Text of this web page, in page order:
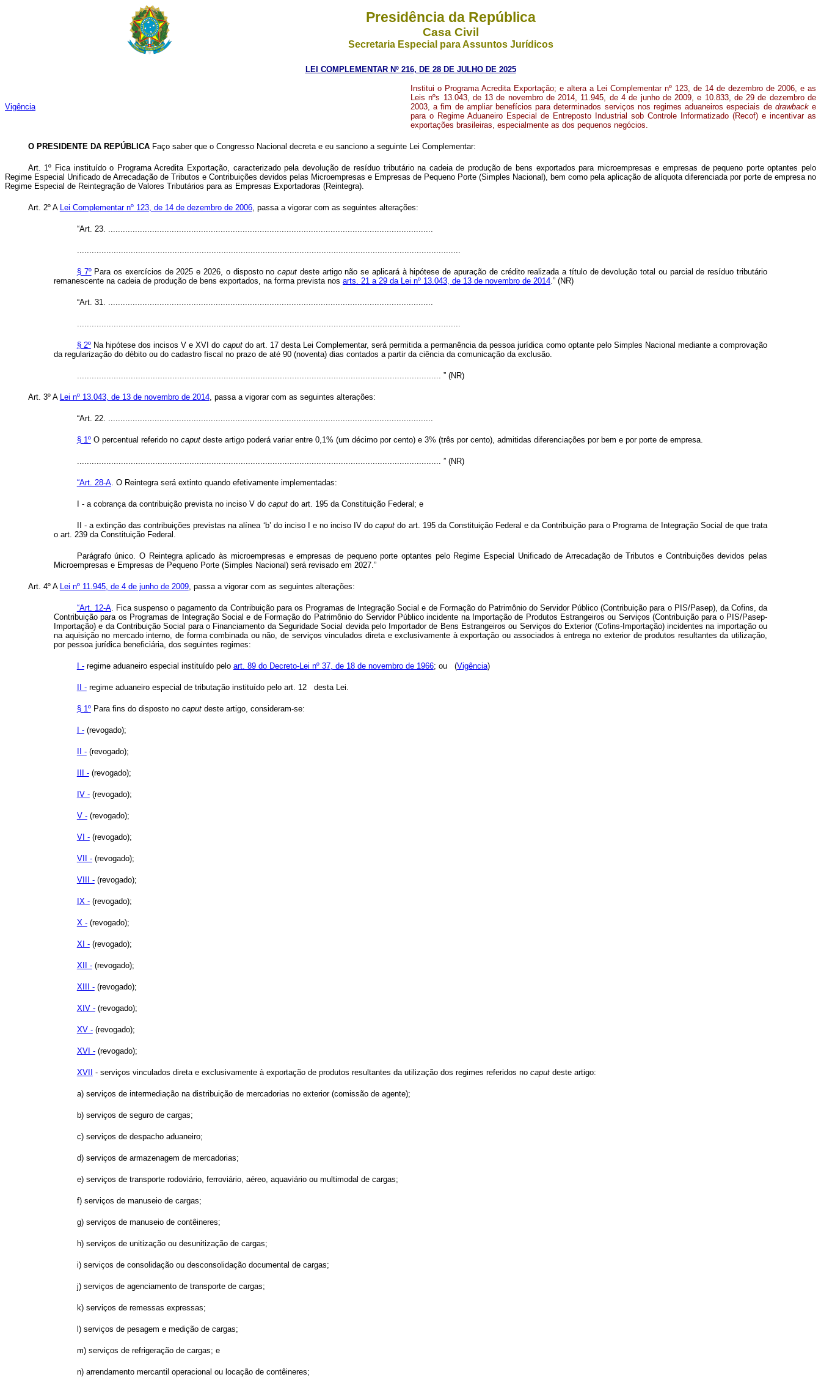
Presidência da República
Casa Civil
Secretaria Especial para Assuntos Jurídicos
LEI COMPLEMENTAR Nº 216, DE 28 DE JULHO DE 2025
Vigência
Institui o Programa Acredita Exportação; e altera a Lei Complementar nº 123, de 14 de dezembro de 2006, e as
Leis nºs 13.043, de 13 de novembro de 2014, 11.945, de 4 de junho de 2009, e 10.833, de 29 de dezembro de
2003, a fim de ampliar benefícios para determinados serviços nos regimes aduaneiros especiais de drawbacke
para o Regime Aduaneiro Especial de Entreposto Industrial sob Controle Informatizado (Recof) e incentivar as
exportações brasileiras, especialmente as dos pequenos negócios.
O PRESIDENTE DA REPÚBLICA Faço saber que o Congresso Nacional decreta e eu sanciono a seguinte Lei Complementar:
Art. 1º Fica instituído o Programa Acredita Exportação, caracterizado pela devolução de resíduo tributário na cadeia de produção de bens exportados para microempresas e empresas de pequeno porte optantes pelo
Regime Especial Unificado de Arrecadação de Tributos e Contribuições devidos pelas Microempresas e Empresas de Pequeno Porte (Simples Nacional), bem como pela aplicação de alíquota diferenciada por porte de empresa no
Regime Especial de Reintegração de Valores Tributários para as Empresas Exportadoras (Reintegra).
Art. 2º A Lei Complementar nº 123, de 14 de dezembro de 2006, passa a vigorar com as seguintes alterações:
“Art. 23. .....................................................................................................................................
.............................................................................................................................................................
§ 7ºPara os exercícios de 2025 e 2026, o disposto nocaput deste artigo não se aplicará à hipótese de apuração de crédito realizada a título de devolução total ou parcial de resíduo tributário
remanescente na cadeia de produção de bens exportados, na forma prevista nos arts. 21 a 29 da Lei nº 13.043, de 13 de novembro de 2014.” (NR)
“Art. 31. .....................................................................................................................................
.............................................................................................................................................................
§ 2ºNa hipótese dos incisos V e XVI do caputdo art. 17 desta Lei Complementar, será permitida a permanência da pessoa jurídica como optante pelo Simples Nacional mediante a comprovação
da regularização do débito ou do cadastro fiscal no prazo de até 90 (noventa) dias contados a partir da ciência da comunicação da exclusão.
..................................................................................................................................................... ” (NR)
Art. 3º A Lei nº 13.043, de 13 de novembro de 2014, passa a vigorar com as seguintes alterações:
“Art. 22. .....................................................................................................................................
§ 1ºO percentual referido no caputdeste artigo poderá variar entre 0,1% (um décimo por cento) e 3% (três por cento), admitidas diferenciações por bem e por porte de empresa.
..................................................................................................................................................... ” (NR)
“Art. 28-A. O Reintegra será extinto quando efetivamente implementadas:
I - a cobrança da contribuição prevista no inciso V do caputdo art. 195 da Constituição Federal; e
II - a extinção das contribuições previstas na alínea ‘b’ do inciso I e no inciso IV docaput do art. 195 da Constituição Federal e da Contribuição para o Programa de Integração Social de que trata
o art. 239 da Constituição Federal.
Parágrafo único. O Reintegra aplicado às microempresas e empresas de pequeno porte optantes pelo Regime Especial Unificado de Arrecadação de Tributos e Contribuições devidos pelas
Microempresas e Empresas de Pequeno Porte (Simples Nacional) será revisado em 2027.”
Art. 4º A Lei nº 11.945, de 4 de junho de 2009, passa a vigorar com as seguintes alterações:
“Art. 12-A. Fica suspenso o pagamento da Contribuição para os Programas de Integração Social e de Formação do Patrimônio do Servidor Público (Contribuição para o PIS/Pasep), da Cofins, da
Contribuição para os Programas de Integração Social e de Formação do Patrimônio do Servidor Público incidente na Importação de Produtos Estrangeiros ou Serviços (Contribuição para o PIS/Pasep-
Importação) e da Contribuição Social para o Financiamento da Seguridade Social devida pelo Importador de Bens Estrangeiros ou Serviços do Exterior (Cofins-Importação) incidentes na importação ou
na aquisição no mercado interno, de forma combinada ou não, de serviços vinculados direta e exclusivamente à exportação ou associados à entrega no exterior de produtos resultantes da utilização,
por pessoa jurídica beneficiária, dos seguintes regimes:
I -regime aduaneiro especial instituído pelo art. 89 do Decreto-Lei nº 37, de 18 de novembro de 1966; ou (Vigência)
II -regime aduaneiro especial de tributação instituído pelo art. 12 desta Lei.
§ 1ºPara fins do disposto no caputdeste artigo, consideram-se:
I -(revogado);
II -(revogado);
III -(revogado);
IV -(revogado);
V -(revogado);
VI -(revogado);
VII -(revogado);
VIII -(revogado);
IX -(revogado);
X -(revogado);
XI -(revogado);
XII -(revogado);
XIII -(revogado);
XIV -(revogado);
XV -(revogado);
XVI -(revogado);
XVII - serviços vinculados direta e exclusivamente à exportação de produtos resultantes da utilização dos regimes referidos no caputdeste artigo:
a) serviços de intermediação na distribuição de mercadorias no exterior (comissão de agente);
b) serviços de seguro de cargas;
c) serviços de despacho aduaneiro;
d) serviços de armazenagem de mercadorias;
e) serviços de transporte rodoviário, ferroviário, aéreo, aquaviário ou multimodal de cargas;
f) serviços de manuseio de cargas;
g) serviços de manuseio de contêineres;
h) serviços de unitização ou desunitização de cargas;
i) serviços de consolidação ou desconsolidação documental de cargas;
j) serviços de agenciamento de transporte de cargas;
k) serviços de remessas expressas;
l) serviços de pesagem e medição de cargas;
m) serviços de refrigeração de cargas; e
n) arrendamento mercantil operacional ou locação de contêineres;